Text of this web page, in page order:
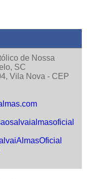
de Nossa
SC
Vila Nova - CEP